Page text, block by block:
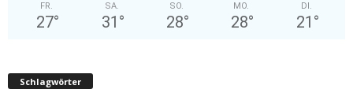
FR.
27°
SA.
31 °
SO.
28°
MO.
28°
DI.
21 °
Schlagwörter